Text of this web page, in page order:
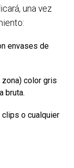
una vez
envases de
color gris
bruta.
o cualquier